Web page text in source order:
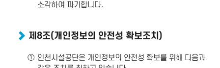
소각하여 파기합니다.
제8조(개인정보의 안전성 확보조치)
① 인천시설공단은 개인정보의 안전성 확보를 위해 다음과